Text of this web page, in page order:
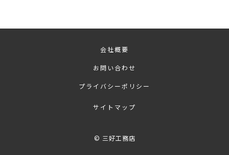
会社概要
お問い合わせ
プライバシーポリシー
サイトマップ
© 三好工務店